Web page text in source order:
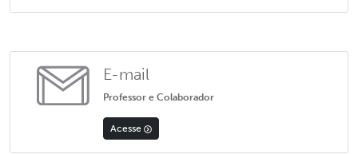
E-mail
Professor e Colaborador
Acesse